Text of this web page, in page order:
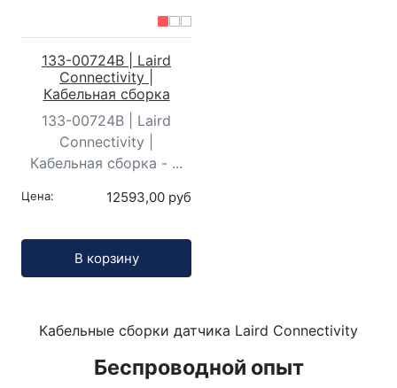
133-00724B | Laird
Connectivity |
Кабельная сборка
133-00724B | Laird
Connectivity |
Кабельная сборка - ...
Цена: 12593,00 руб
В корзину
Кабельные сборки датчика Laird Connectivity
Беспроводной опыт